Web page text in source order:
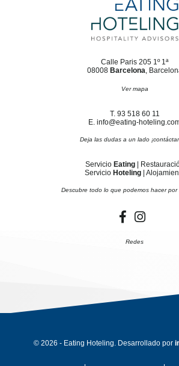
Calle Paris 205 1º 1ª
08008 Barcelona,
Ver mapa
T. 93 518 60 11
E. info@eating-
Deja las dudas a un lado
Servicio Eating|
Servicio Hoteling|
Descubre todo lo que podemos hacer por
Redes
© 2026 - Eating Hoteling. Desarrollado por